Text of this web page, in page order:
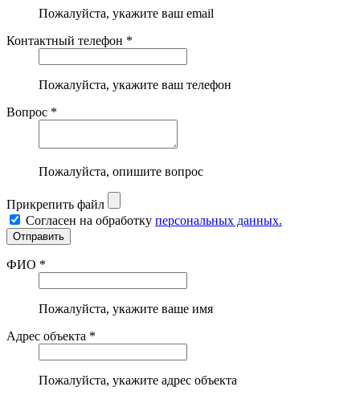
Пожалуйста, укажите ваш email
Контактный телефон *
Пожалуйста, укажите ваш телефон
Вопрос *
Пожалуйста, опишите вопрос
Прикрепить файл
Согласен на обработку персональных данных.
ФИО *
Пожалуйста, укажите ваше имя
Адрес объекта *
Пожалуйста, укажите адрес объекта